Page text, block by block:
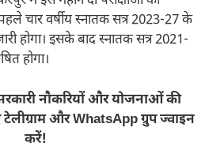
चार वर्षीय स्नातक सत्र 2023-27 के
होगा। इसके बाद स्नातक सत्र 2021-
होगा।
नौकरियों और योजनाओं की
और WhatsApp ग्रुप ज्वाइन
करें!